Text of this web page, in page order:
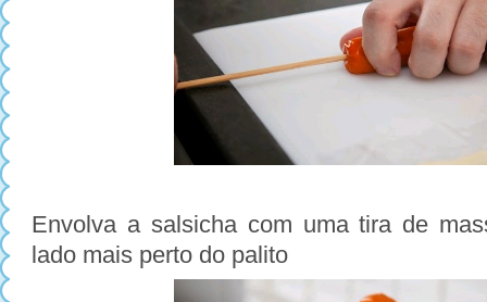
Envolva a salsicha com uma tira de
lado mais perto do palito